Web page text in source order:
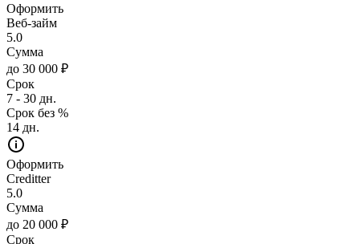
Оформить
Веб-займ
5.0
Сумма
до 30 000 ₽
Срок
7 - 30 дн.
Срок без %
14 дн.
Оформить
Creditter
5.0
Сумма
до 20 000 ₽
Срок